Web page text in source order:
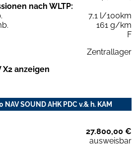
nach WLTP:
7,1 l/100km
161 g/km
F
Zentrallager
X2 anzeigen
NAV SOUND AHK PDC v.& h. KAM
27.800,00 €
ausweisbar